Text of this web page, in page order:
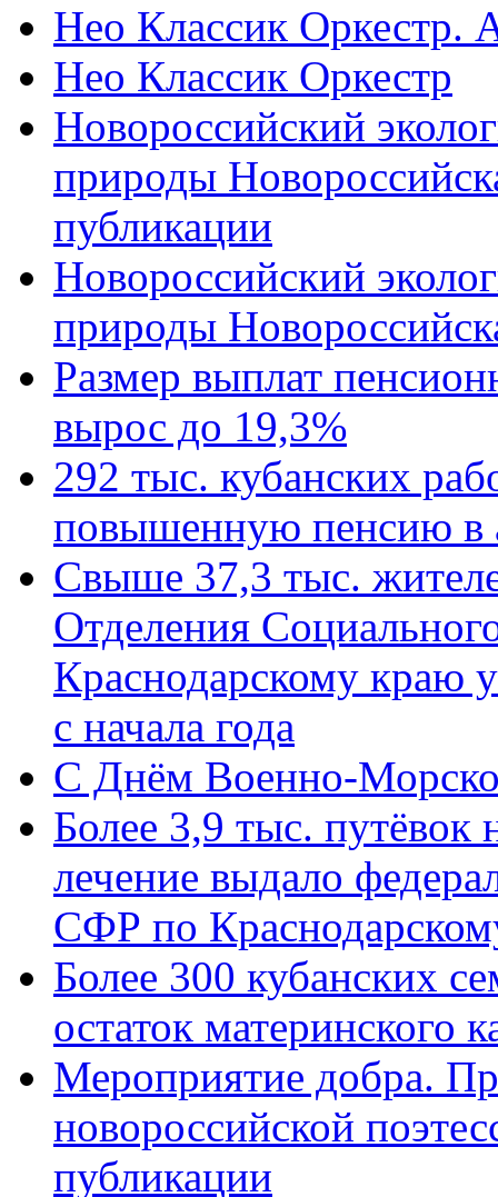
Нео Классик Оркестр.
Нео Классик Оркестр
Новороссийский
природы
публикации
Новороссийский
природы
Размер выплат
вырос до 19,3%
292 тыс. кубанских
повышенную пенсию в
Свыше 37,3 тыс.
Отделения
Краснодарскому краю
с начала года
C Днём Военно-
Более 3,9 тыс. путёвок
лечение выдало
СФР по
Более 300 кубанских
остаток материнского
Мероприятие добра.
новороссийской
публикации